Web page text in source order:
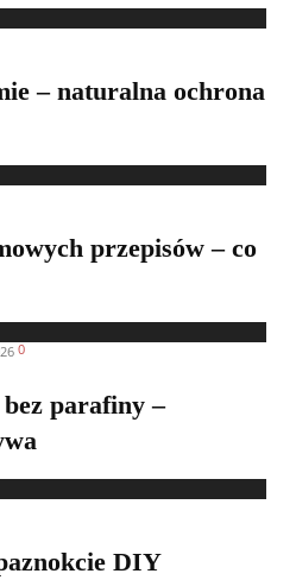
– naturalna ochrona
przepisów – co
0
parafiny –
DIY